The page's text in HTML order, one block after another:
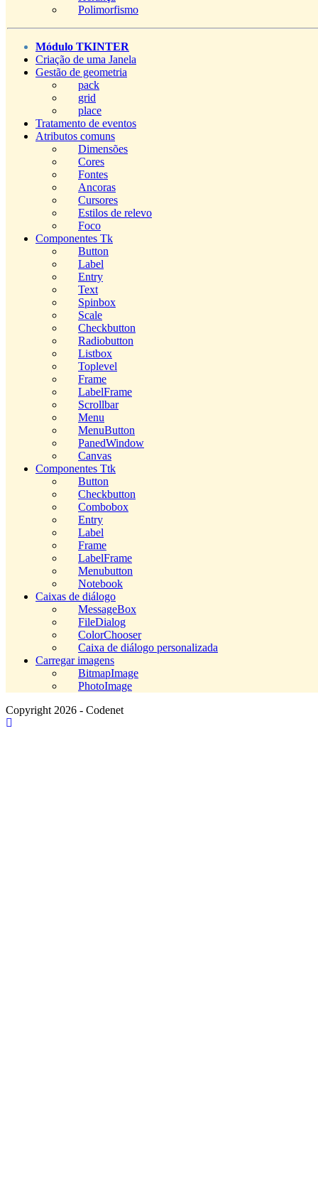
Polimorfismo
Módulo TKINTER
Criação de uma Janela
Gestão de geometria
pack
grid
place
Tratamento de eventos
Atributos comuns
Dimensões
Cores
Fontes
Ancoras
Cursores
Estilos de relevo
Foco
Componentes Tk
Button
Label
Entry
Text
Spinbox
Scale
Checkbutton
Radiobutton
Listbox
Toplevel
Frame
LabelFrame
Scrollbar
Menu
MenuButton
PanedWindow
Canvas
Componentes Ttk
Button
Checkbutton
Combobox
Entry
Label
Frame
LabelFrame
Menubutton
Notebook
Caixas de diálogo
MessageBox
FileDialog
ColorChooser
Caixa de diálogo personalizada
Carregar imagens
BitmapImage
PhotoImage
Copyright 2026 - Codenet